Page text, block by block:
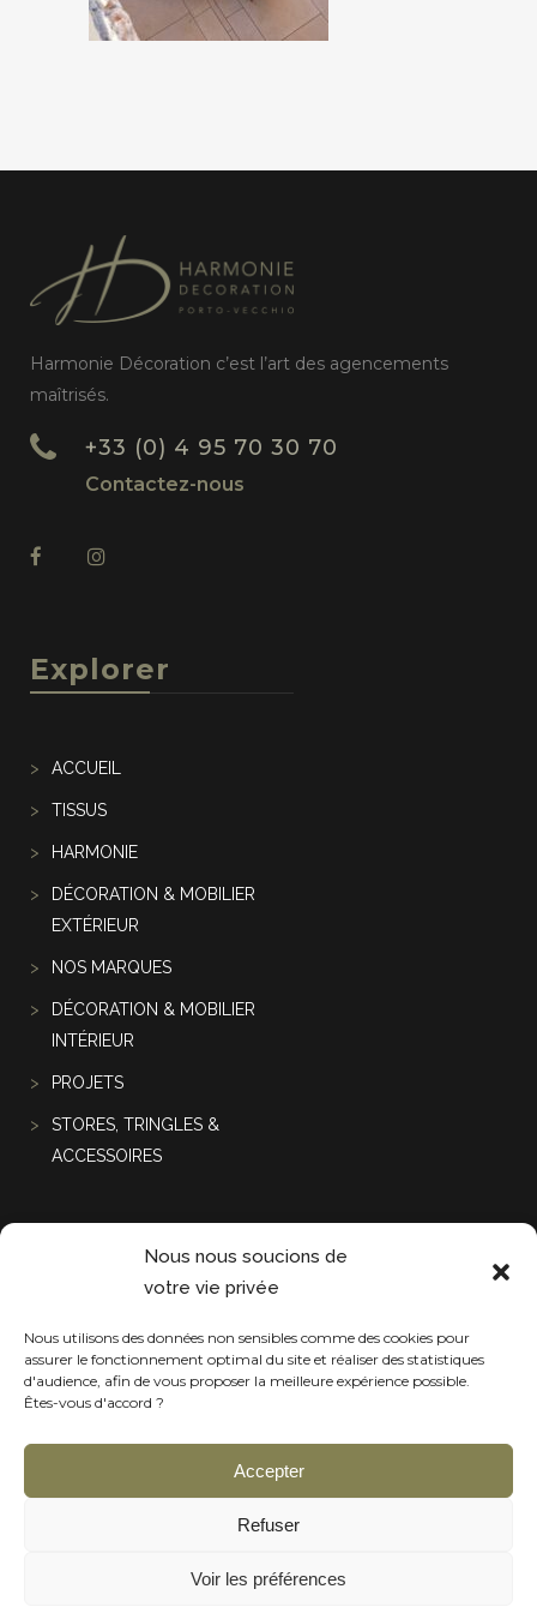
Nous nous soucions de
votre vie privée
Nous utilisons des données non sensibles comme des cookies pour
assurer le fonctionnement optimal du site et réaliser des statistiques
d'audience, afin de vous proposer la meilleure expérience possible.
Êtes-vous d'accord ?
Accepter
Refuser
Voir les préférences
Harmonie Décoration c’est l’art des agencements
maîtrisés.
+33 (0) 4 95 70 30 70
Contactez-nous
Explorer
ACCUEIL
TISSUS
HARMONIE
DÉCORATION & MOBILIER
EXTÉRIEUR
NOS MARQUES
DÉCORATION & MOBILIER
INTÉRIEUR
PROJETS
STORES, TRINGLES &
ACCESSOIRES
Projets récentes